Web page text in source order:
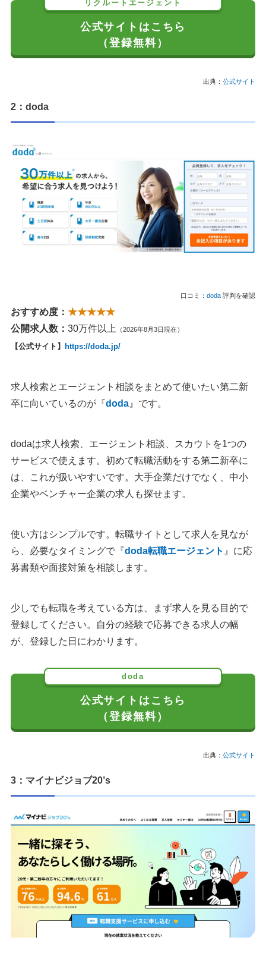
リクルートエージェント
公式サイトはこちら
（登録無料）
出典： 公式サイト
2：doda
口コミ： doda 評判を確認
おすすめ度： ★★★★★
公開求人数： 30万件以上 （2026年8月3日現在）
【公式サイト】 https://doda.jp/
求人検索とエージェント相談をまとめて使いたい第二新
卒に向いているのが『doda 』です。
dodaは求人検索、エージェント相談、スカウトを1つの
サービスで使えます。初めて転職活動をする第二新卒に
は、これが扱いやすいです。大手企業だけでなく、中小
企業やベンチャー企業の求人も探せます。
使い方はシンプルです。転職サイトとして求人を見なが
ら、必要なタイミングで『doda転職エージェント 』に応
募書類や面接対策を相談します。
少しでも転職を考えている方は、まず求人を見る目的で
登録してください。自分の経験で応募できる求人の幅
が、登録した日にわかります。
doda
公式サイトはこちら
（登録無料）
出典： 公式サイト
3：マイナビジョブ20’s